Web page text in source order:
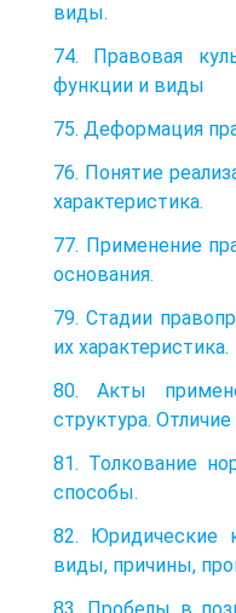
виды.
74. Правовая
функции и виды
75. Деформация
76. Понятие
характеристика.
77. Применение
основания.
79. Стадии
их характеристика.
80. Акты
структура. Отличие
81. Толкование
способы.
82. Юридические
виды, причины,